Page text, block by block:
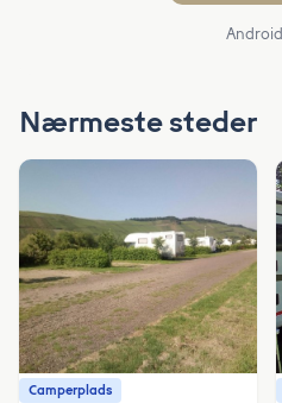
Android
Nærmeste steder
Camperplads